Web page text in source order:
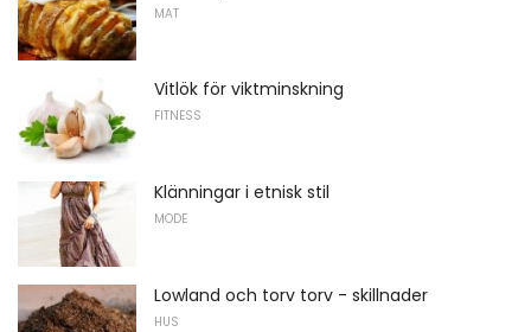
MAT
Vitlök för viktminskning
FITNESS
Klänningar i etnisk stil
MODE
Lowland och torv torv - skillnader
HUS